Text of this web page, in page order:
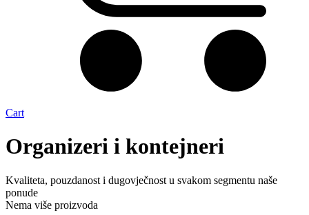
Cart
Organizeri i kontejneri
Kvaliteta, pouzdanost i dugovječnost u svakom segmentu naše
ponude
Nema više proizvoda